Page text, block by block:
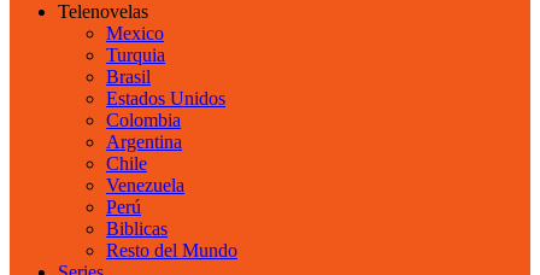
Telenovelas
Mexico
Turquia
Brasil
Estados Unidos
Colombia
Argentina
Chile
Venezuela
Perú
Biblicas
Resto del Mundo